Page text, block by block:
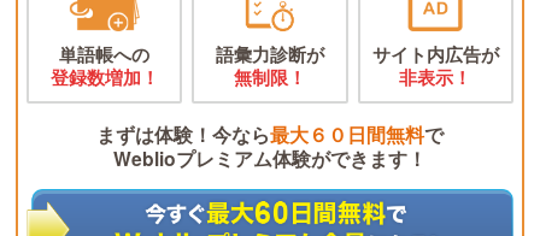
単語帳への
登録数増加！
語彙力診断が
無制限！
サイト内広告が
非表示！
まずは体験！今なら最大６０日間無料で
Weblioプレミアム体験ができます！